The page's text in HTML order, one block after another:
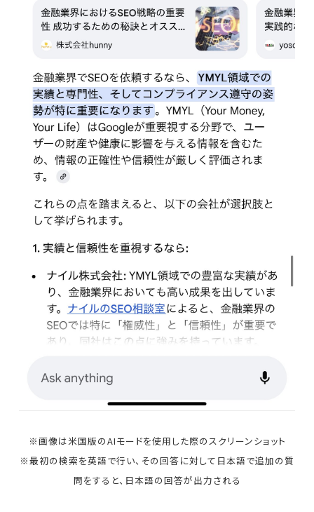
※画像は米国版のAIモードを使用した際のスクリーンショット
※最初の検索を英語で行い、その回答に対して日本語で追加の質
問をすると、日本語の回答が出力される